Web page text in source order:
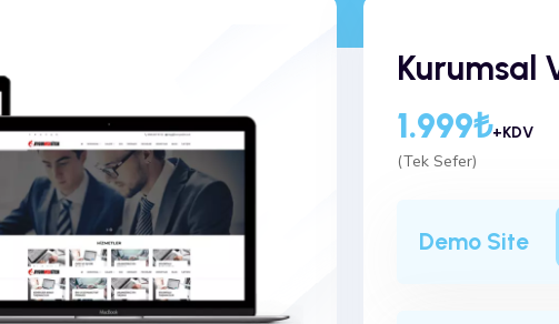
Kurumsal
1.999₺+KDV
(Tek Sefer)
Demo Site